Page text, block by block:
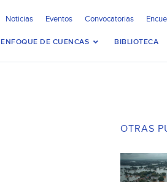
Noticias Eventos Convocatorias
ENFOQUE DE CUENCAS BIBLIOTECA
OTRAS